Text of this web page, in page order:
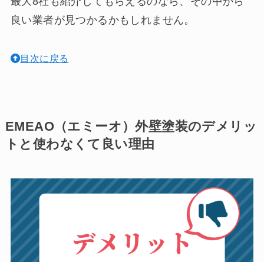
良い業者が見つかるかもしれません。
目次に戻る
EMEAO（エミーオ）外壁塗装のデメリッ
トと使わなくて良い理由